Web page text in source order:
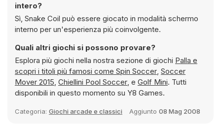
intero?
Sì, Snake Coil può essere giocato in modalità schermo
interno per un'esperienza più coinvolgente.
Quali altri giochi si possono provare?
Esplora più giochi nella nostra sezione di giochi Palla e
scopri i titoli più famosi come Spin Soccer, Soccer
Mover 2015, Chiellini Pool Soccer, e Golf Mini. Tutti
disponibili in questo momento su Y8 Games.
Categoria: Giochi arcade e classici Aggiunto 08 Mag 2008